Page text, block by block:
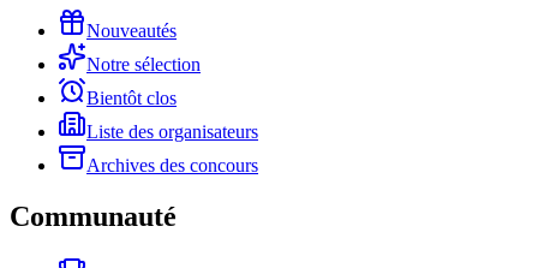
Nouveautés
Notre sélection
Bientôt clos
Liste des organisateurs
Archives des concours
Communauté